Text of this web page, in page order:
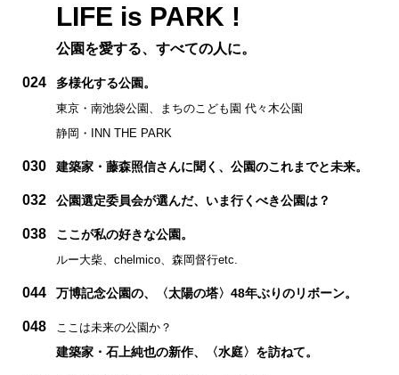
LIFE is PARK !
公園を愛する、すべての人に。
024 多様化する公園。
東京・南池袋公園、まちのこども園 代々木公園
静岡・INN THE PARK
030 建築家・藤森照信さんに聞く、公園のこれまでと未来。
032 公園選定委員会が選んだ、いま行くべき公園は？
038 ここが私の好きな公園。
ルー大柴、chelmico、森岡督行etc.
044 万博記念公園の、〈太陽の塔〉48年ぶりのリボーン。
048 ここは未来の公園か？
建築家・石上純也の新作、〈水庭〉を訪ねて。